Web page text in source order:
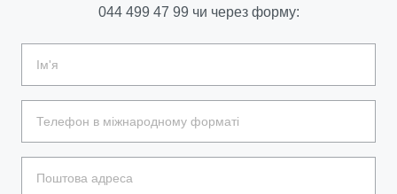
044 499 47 99 чи через форму: